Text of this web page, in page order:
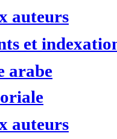
auteurs
et
arabe
auteurs